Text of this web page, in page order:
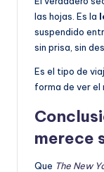
las hojas. Es la
suspendido
sin prisa, sin
Es el tipo de
forma de ver el
merece
Que The New